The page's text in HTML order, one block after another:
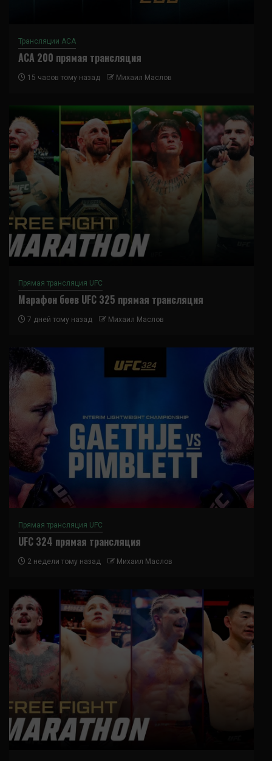
Трансляции ACA
ACA 200 прямая трансляция
15 часов тому назад Михаил Маслов
Прямая трансляция UFC
Марафон боев UFC 325 прямая трансляция
7 дней тому назад Михаил Маслов
Прямая трансляция UFC
UFC 324 прямая трансляция
2 недели тому назад Михаил Маслов